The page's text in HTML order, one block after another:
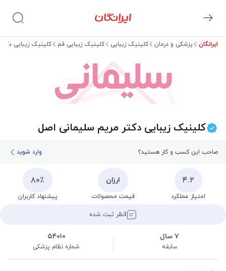
ایرانگان پزشکی و درمان کلینیک زیبایی کلینیک زیبایی قم کلینیک زیبایی
سلیمانی
کلینیک زیبایی دکتر مریم سلیمانی اصل
صاحب این کسب و کار هستید؟ وارد شوید
۴.۲
امتیاز عملکرد
ارزان
قیمت محصولات
۸۰٪
پیشنهاد کاربران
۱نظر ثبت شده
۷ سال
سابقه
۵۴۰۱۰
شماره نظام پزشکی